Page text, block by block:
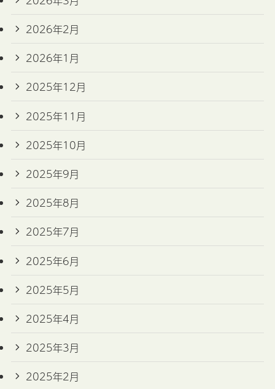
2026年2月
2026年1月
2025年12月
2025年11月
2025年10月
2025年9月
2025年8月
2025年7月
2025年6月
2025年5月
2025年4月
2025年3月
2025年2月